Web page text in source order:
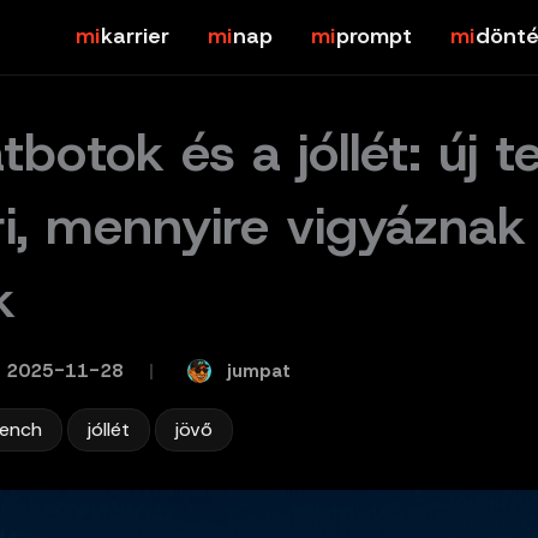
karrier nap prompt
és a jóllét: új
mennyire vigyáznak
2025-11-28 jumpat
jóllét jövő